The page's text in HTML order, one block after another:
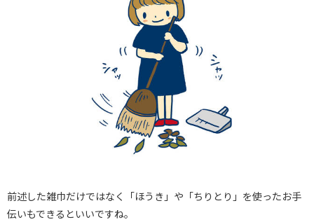
前述した雑巾だけではなく「ほうき」や「ちりとり」を使ったお手
伝いもできるといいですね。